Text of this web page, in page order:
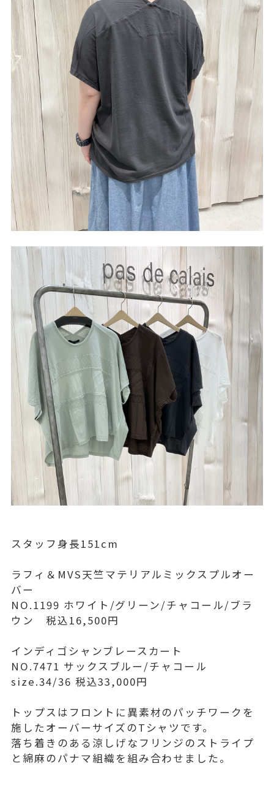
スタッフ身長151cm
ラフィ＆MVS天竺マテリアルミックスプルオー
バー
NO.1199 ホワイト/グリーン/チャコール/ブラ
ウン 税込16,500円
インディゴシャンブレースカート
NO.7471 サックスブルー/チャコール
size.34/36 税込33,000円
トップスはフロントに異素材のパッチワークを
施したオーバーサイズのTシャツです。
落ち着きのある涼しげなフリンジのストライプ
と綿麻のパナマ組織を組み合わせました。